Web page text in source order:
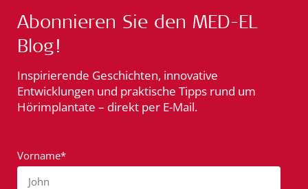
Abonnieren Sie den MED-EL
Blog!
Inspirierende Geschichten, innovative
Entwicklungen und praktische Tipps rund um
Hörimplantate – direkt per E-Mail.
Vorname*
John